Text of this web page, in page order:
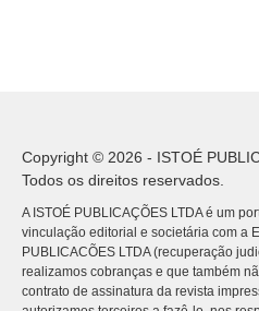
Copyright © 2026 - ISTOÉ
Todos os direitos reservados.
A ISTOÉ PUBLICAÇÕES LTDA é um
vinculação editorial e societária com a
PUBLICACÕES LTDA (recuperação
realizamos cobranças e que também
contrato de assinatura da revista